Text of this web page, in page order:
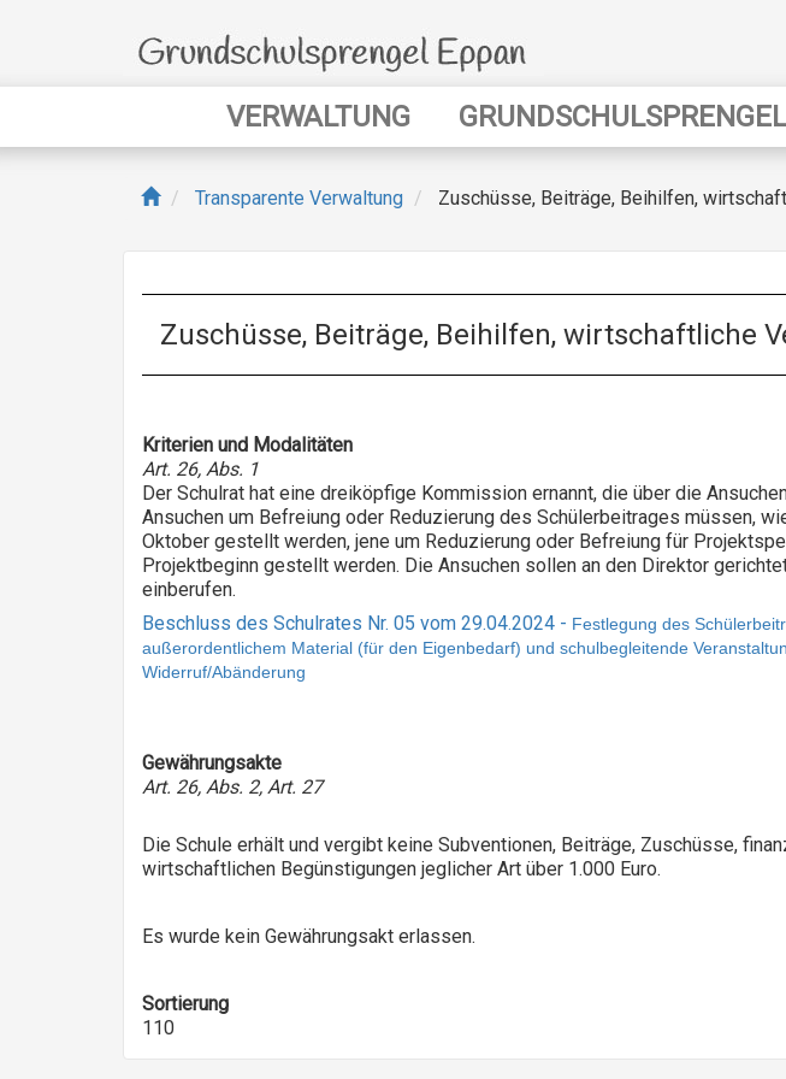
navigationVERWALTUNG
Transparente Verwaltung Zuschüsse, Beiträge, Beihilfen,
Zuschüsse, Beiträge, Beihilfen, wirtschaftliche
Kriterien und Modalitäten
Art. 26, Abs. 1
Der Schulrat hat eine dreiköpfige Kommission ernannt, die über die
Ansuchen um Befreiung oder Reduzierung des Schülerbeitrages müssen,
Oktober gestellt werden, jene um Reduzierung oder Befreiung für
Projektbeginn gestellt werden. Die Ansuchen sollen an den Direktor
einberufen.
Beschluss des Schulrates Nr. 05 vom 29.04.2024 - Festlegung des
außerordentlichem Material (für den Eigenbedarf) und schulbegleitende
Widerruf/Abänderung
Gewährungsakte
Art. 26, Abs. 2, Art. 27
Die Schule erhält und vergibt keine Subventionen, Beiträge, Zuschüsse,
wirtschaftlichen Begünstigungen jeglicher Art über 1.000 Euro.
Es wurde kein Gewährungsakt erlassen.
Sortierung
110